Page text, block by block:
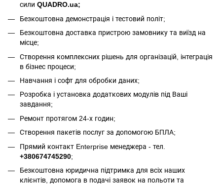
сили QUADRO.ua;
Безкоштовна демонстрація і тестовий політ;
Безкоштовна доставка пристрою замовнику та виїзд на
місце;
Створення комплексних рішень для організацій, інтеграція
в бізнес процеси;
Навчання і софт для обробки даних;
Розробка і установка додаткових модулів під Ваші
завдання;
Ремонт протягом 24-х годин;
Створення пакетів послуг за допомогою БПЛА;
Прямий контакт Enterprise менеджера - тел.
+380674745290;
Безкоштовна юридична підтримка для всіх наших
клієнтів, допомога в подачі заявок на польоти та